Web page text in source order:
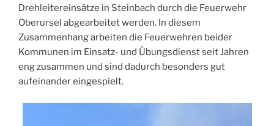
Drehleitereinsätze in Steinbach durch die Feuerwehr
Oberursel abgearbeitet werden. In diesem
Zusammenhang arbeiten die Feuerwehren beider
Kommunen im Einsatz- und Übungsdienst seit Jahren
eng zusammen und sind dadurch besonders gut
aufeinander eingespielt.